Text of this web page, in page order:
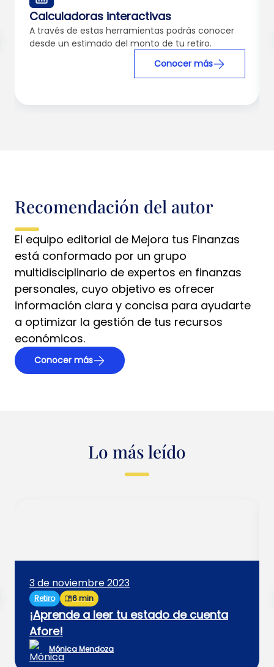
Calculadoras interactivas
A través de estas herramientas podrás conocer
desde un estimado del monto de tu retiro.
Conocer más
Recomendación del autor
El equipo editorial de Mejora tus Finanzas
está conformado por un grupo
multidisciplinario de expertos en finanzas
personales, cuyo objetivo es ofrecer
información clara y concisa para ayudarte
a optimizar la gestión de tus recursos
económicos.
Conocer más
Lo más leído
3 de noviembre 2023
Retiro 6 min
¡Aprende a leer tu estado de cuenta
Afore!
Mónica Mendoza